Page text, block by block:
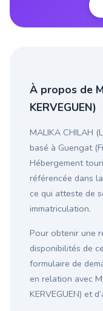
À propos de
KERVEGUEN)
MALIKA CHILAH
basé à Guengat
Hébergement
référencée dans
ce qui atteste de
immatriculation.
Pour obtenir une
disponibilités de
formulaire de
en relation avec
KERVEGUEN) et